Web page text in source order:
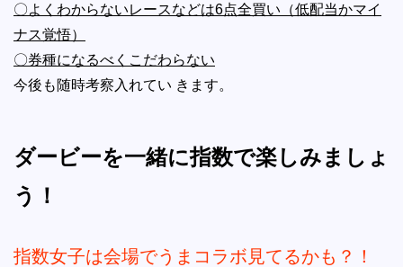
〇よくわからないレースなどは6点全買い（低配当かマイ
ナス覚悟）
〇券種になるべくこだわらない
今後も随時考察入れてい きます。
ダービーを一緒に指数で楽しみましょ
う！
指数女子は会場でうまコラボ見てるかも？！